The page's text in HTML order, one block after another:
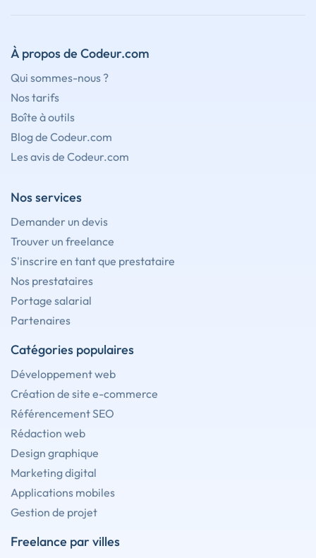
À propos de Codeur.com
Qui sommes-nous ?
Nos tarifs
Boîte à outils
Blog de Codeur.com
Les avis de Codeur.com
Nos services
Demander un devis
Trouver un freelance
S'inscrire en tant que prestataire
Nos prestataires
Portage salarial
Partenaires
Catégories populaires
Développement web
Création de site e-commerce
Référencement SEO
Rédaction web
Design graphique
Marketing digital
Applications mobiles
Gestion de projet
Freelance par villes